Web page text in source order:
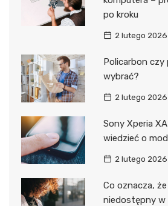
po kroku
2 lutego 2026
Policarbon czy
wybrać?
2 lutego 2026
Sony Xperia
wiedzieć o
2 lutego 2026
Co oznacza,
niedostępny w